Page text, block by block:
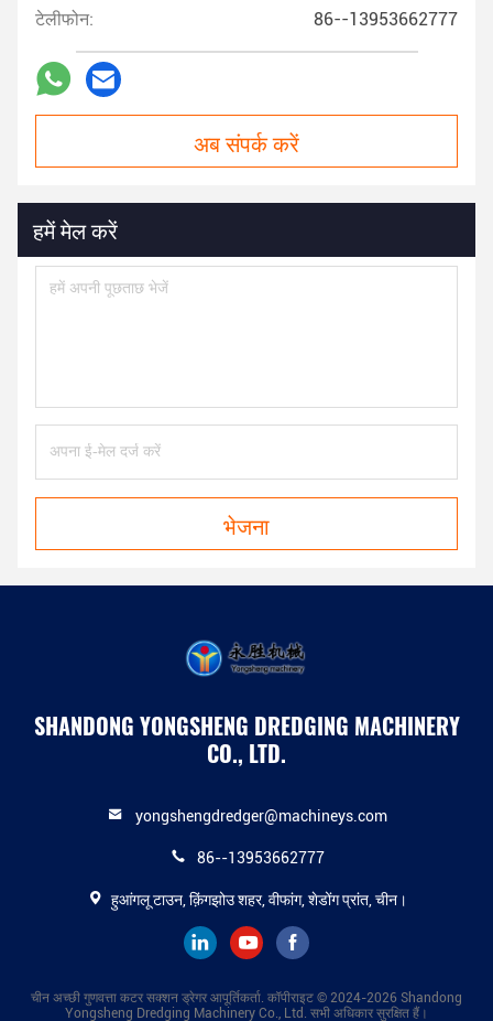
टेलीफोन: 86--13953662777
अब संपर्क करें
हमें मेल करें
भेजना
SHANDONG YONGSHENG DREDGING MACHINERY
CO., LTD.
yongshengdredger@machineys.com
86--13953662777
हुआंगलू टाउन, क़िंगझोउ शहर, वीफांग, शेडोंग प्रांत, चीन।
चीन अच्छी गुणवत्ता कटर सक्शन ड्रेगर आपूर्तिकर्ता. कॉपीराइट © 2024-2026 Shandong
Yongsheng Dredging Machinery Co., Ltd. सभी अधिकार सुरक्षित हैं।